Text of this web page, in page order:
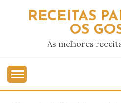
RECEITAS
OS
As melhores